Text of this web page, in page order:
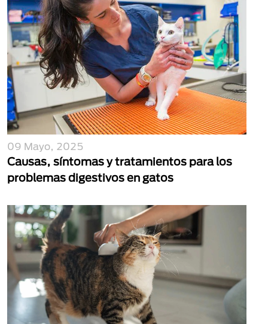
09 Mayo, 2025
Causas, síntomas y tratamientos para los
problemas digestivos en gatos